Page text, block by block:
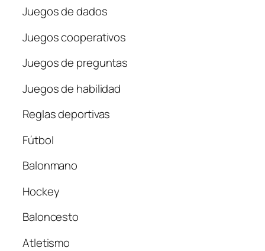
Juegos de dados
Juegos cooperativos
Juegos de preguntas
Juegos de habilidad
Reglas deportivas
Fútbol
Balonmano
Hockey
Baloncesto
Atletismo